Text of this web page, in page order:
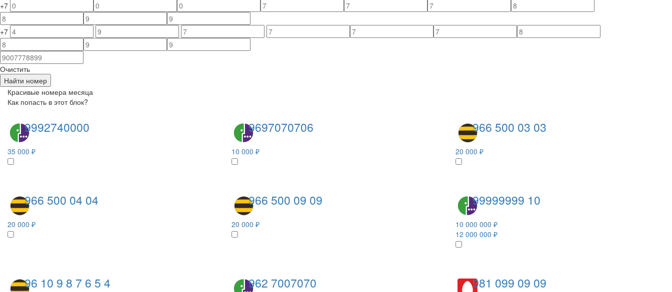
+7
+7
Очистить
Найти номер
Красивые номера месяца
Как попасть в этот блок?
9992740000
35 000 ₽
9697070706
10 000 ₽
966 500 03 03
20 000 ₽
966 500 04 04
20 000 ₽
966 500 09 09
20 000 ₽
99999999 10
10 000 000 ₽
12 000 000 ₽
96 10 9 8 7 6 5 4 962 7007070 981 099 09 09